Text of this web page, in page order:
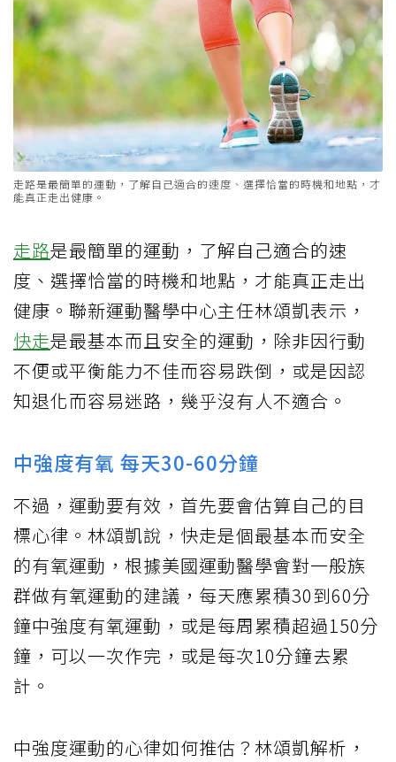
走路是最簡單的運動，了解自己適合的速度、選擇恰當的時機和地點，才
能真正走出健康。
走路是最簡單的運動，了解自己適合的速
度、選擇恰當的時機和地點，才能真正走出
健康。聯新運動醫學中心主任林頌凱表示，
快走是最基本而且安全的運動，除非因行動
不便或平衡能力不佳而容易跌倒，或是因認
知退化而容易迷路，幾乎沒有人不適合。
中強度有氧 每天30-60分鐘
不過，運動要有效，首先要會估算自己的目
標心律。林頌凱說，快走是個最基本而安全
的有氧運動，根據美國運動醫學會對一般族
群做有氧運動的建議，每天應累積30到60分
鐘中強度有氧運動，或是每周累積超過150分
鐘，可以一次作完，或是每次10分鐘去累
計。
中強度運動的心律如何推估？林頌凱解析，